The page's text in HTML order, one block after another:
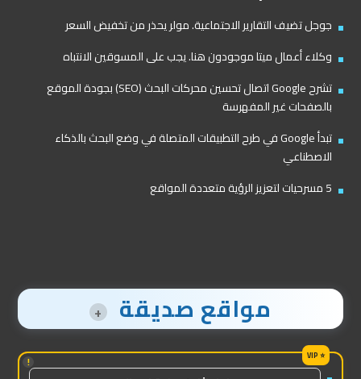
جوجل تضيف التقارير الاجتماعية. مولر يحذر من تخفيض السعر
وكلاء أعمال ميتا موجودون هنا. يجب على المسوقين الانتباه
تشرح Google اتصال تحسين محركات البحث (SEO) بجودة الموقع
بالصفحات غير المفهرسة
تبدأ Google في طرح التطبيقات المتصلة في وضع البحث بالذكاء
الاصطناعي
5 مسرحيات لتعزيز الرؤية متعددة المواقع
مواقع صديقة +
!